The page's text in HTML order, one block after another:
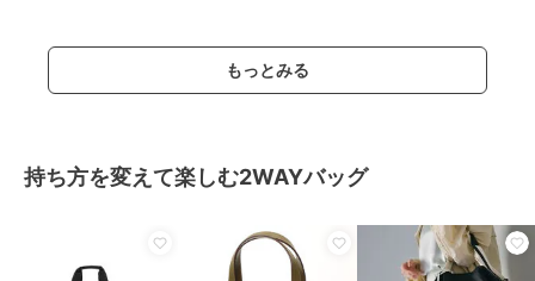
もっとみる
持ち方を変えて楽しむ2WAYバッグ